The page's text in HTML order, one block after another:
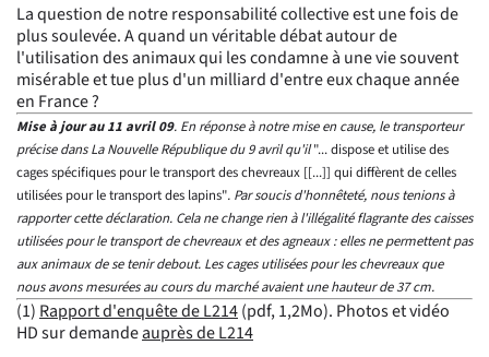
La question de notre responsabilité collective est une fois de
plus soulevée. A quand un véritable débat autour de
l'utilisation des animaux qui les condamne à une vie souvent
misérable et tue plus d'un milliard d'entre eux chaque année
en France ?
Mise à jour au 11 avril 09. En réponse à notre mise en cause, le transporteur
précise dans La Nouvelle République du 9 avril qu'il"... dispose et utilise des
cages spécifiques pour le transport des chevreaux [[...]] qui diffèrent de celles
utilisées pour le transport des lapins". Par soucis d'honnêteté, nous tenions à
rapporter cette déclaration. Cela ne change rien à l'illégalité flagrante des caisses
utilisées pour le transport de chevreaux et des agneaux : elles ne permettent pas
aux animaux de se tenir debout. Les cages utilisées pour les chevreaux que
nous avons mesurées au cours du marché avaient une hauteur de 37 cm.
(1) Rapport d'enquête de L214(pdf, 1,2Mo). Photos et vidéo
HD sur demandeauprès de L214